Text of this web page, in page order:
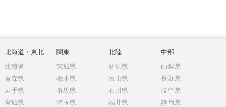
北海道・東北
北海道
青森県
岩手県
宮城県
関東
茨城県
栃木県
群馬県
埼玉県
北陸
新潟県
富山県
石川県
福井県
中部
山梨県
長野県
岐阜県
静岡県